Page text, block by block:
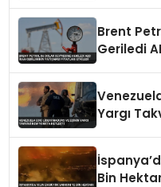
Brent
Geriledi
Yargı
Bin